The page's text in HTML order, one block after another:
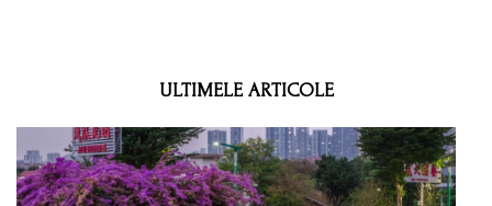
ULTIMELE ARTICOLE